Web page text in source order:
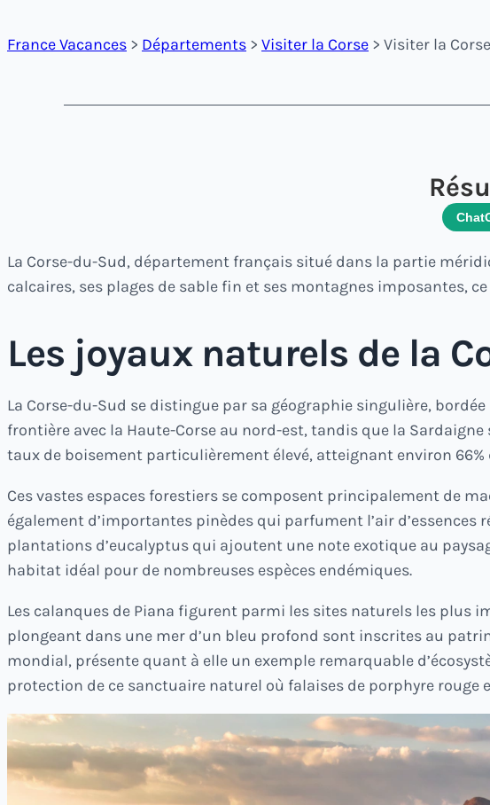
France Vacances > Départements > Visiter la Corse > Visiter la
La Corse-du-Sud, département français situé dans la partie
calcaires, ses plages de sable fin et ses montagnes imposantes,
Les joyaux naturels de la
La Corse-du-Sud se distingue par sa géographie singulière,
frontière avec la Haute-Corse au nord-est, tandis que la
taux de boisement particulièrement élevé, atteignant environ 66%
Ces vastes espaces forestiers se composent principalement de
également d’importantes pinèdes qui parfument l’air
plantations d’eucalyptus qui ajoutent une note exotique au
habitat idéal pour de nombreuses espèces endémiques.
Les calanques de Piana figurent parmi les sites naturels les plus
plongeant dans une mer d’un bleu profond sont inscrites au
mondial, présente quant à elle un exemple remarquable
protection de ce sanctuaire naturel où falaises de porphyre